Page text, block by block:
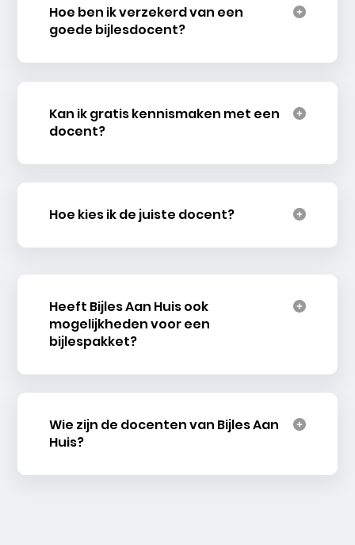
Hoe ben ik verzekerd van een
goede bijlesdocent?
Kan ik gratis kennismaken met een
docent?
Hoe kies ik de juiste docent?
Heeft Bijles Aan Huis ook
mogelijkheden voor een
bijlespakket?
Wie zijn de docenten van Bijles Aan
Huis?